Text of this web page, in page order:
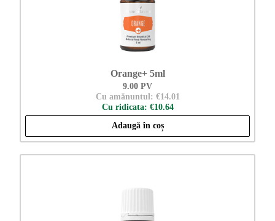
Orange+ 5ml
9.00 PV
Cu amănuntul: €14.01
Cu ridicata: €10.64
Adaugă în coș